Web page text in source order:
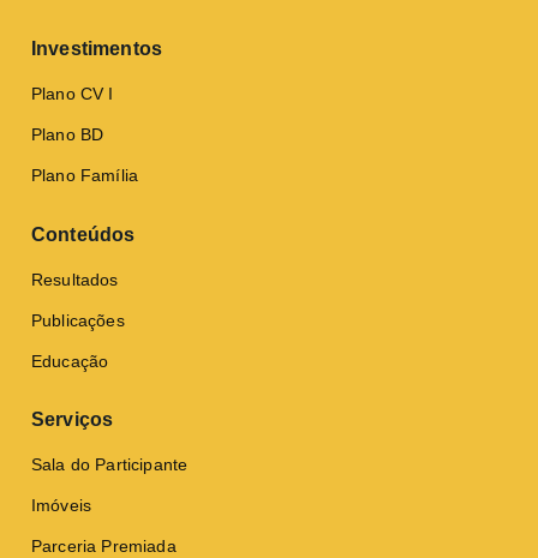
Investimentos
Plano CV I
Plano BD
Plano Família
Conteúdos
Resultados
Publicações
Educação
Serviços
Sala do Participante
Imóveis
Parceria Premiada